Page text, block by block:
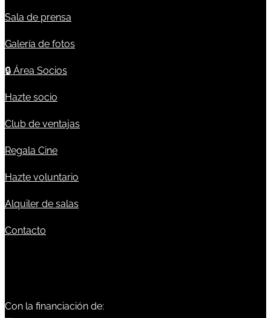
Sala de prensa
Galería de fotos
🔒 Área Socios
Hazte socio
Club de ventajas
Regala Cine
Hazte voluntario
Alquiler de salas
Contacto
Con la financiación de: